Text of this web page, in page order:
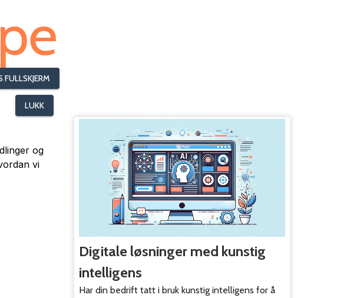
FULLSKJERM
LUKK
Digitale løsninger med kunstig
intelligens
Har din bedrift tatt i bruk kunstig intelligens for å